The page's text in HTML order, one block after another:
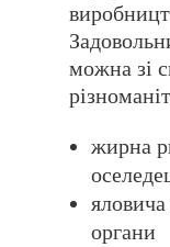
можна зі
жирна
яловича
органи